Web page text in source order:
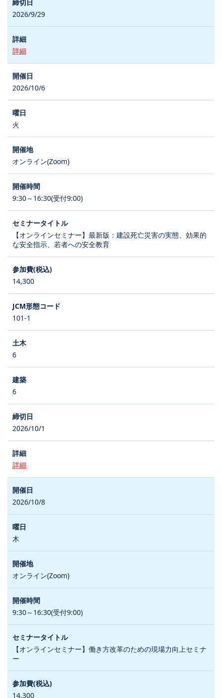
2026/9/29
詳細
2026/10/6
火
オンライン(Zoom)
9:30～16:30(受付9:00)
【オンラインセミナー】最新版：建設死亡災害の実態、効果的
な安全指示、若者への安全教育
14,300
101-1
6
6
2026/10/1
詳細
2026/10/8
木
オンライン(Zoom)
9:30～16:30(受付9:00)
【オンラインセミナー】働き方改革のための現場力向上セミナ
ー
14,300